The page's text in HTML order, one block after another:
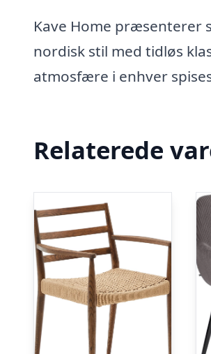
Kave Home præsenterer
nordisk stil med tidløs
atmosfære i enhver
Relaterede